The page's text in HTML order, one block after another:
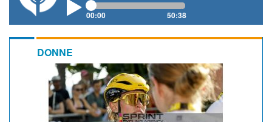
00:00 50:38
DONNE